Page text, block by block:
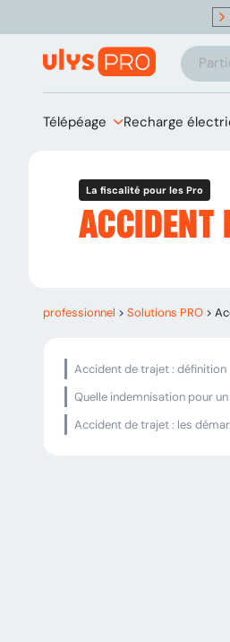
Télépéage Recharge
La fiscalité pour les Pro
ACCIDENT
professionnel > Solutions PRO >
Accident de trajet : définition
Quelle indemnisation pour
Accident de trajet : les